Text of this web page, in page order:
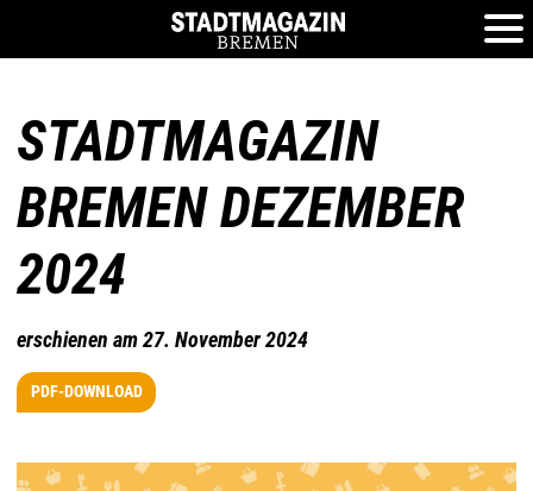
STADTMAGAZIN
BREMEN DEZEMBER
2024
erschienen am 27. November 2024
PDF-DOWNLOAD